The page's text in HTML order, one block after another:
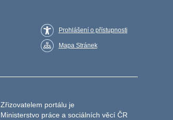
Prohlášení o přístupnosti
Mapa Stránek
Zřizovatelem portálu je
Ministerstvo práce a sociálních věcí ČR